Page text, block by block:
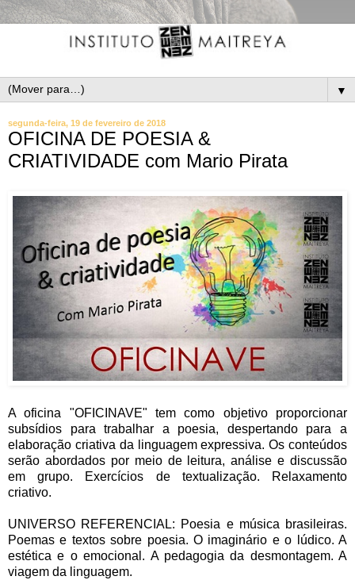
▼
segunda-feira, 19 de fevereiro de 2018
OFICINA DE POESIA &
CRIATIVIDADE com Mario Pirata
A oficina "OFICINAVE" tem como objetivo proporcionar
subsídios para trabalhar a poesia, despertando para a
elaboração criativa da linguagem expressiva. Os conteúdos
serão abordados por meio de leitura, análise e discussão
em grupo. Exercícios de textualização. Relaxamento
criativo.
UNIVERSO REFERENCIAL: Poesia e música brasileiras.
Poemas e textos sobre poesia. O imaginário e o lúdico. A
estética e o emocional. A pedagogia da desmontagem. A
viagem da linguagem.